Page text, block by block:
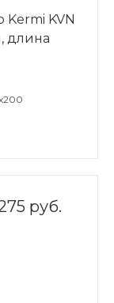
Kermi KVN
длина
руб.